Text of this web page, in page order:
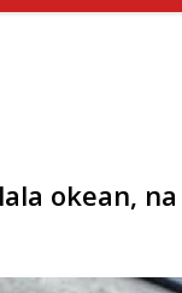
okean, na